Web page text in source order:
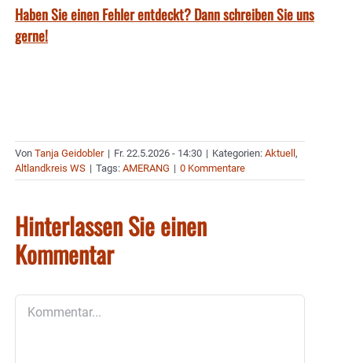
Haben Sie einen Fehler entdeckt? Dann schreiben Sie uns
gerne!
Von Tanja Geidobler | Fr. 22.5.2026 - 14:30 | Kategorien: Aktuell ,
Altlandkreis WS | Tags: AMERANG | 0 Kommentare
Hinterlassen Sie einen
Kommentar